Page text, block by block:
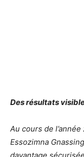
Des résultats
Au cours de
Essozimna